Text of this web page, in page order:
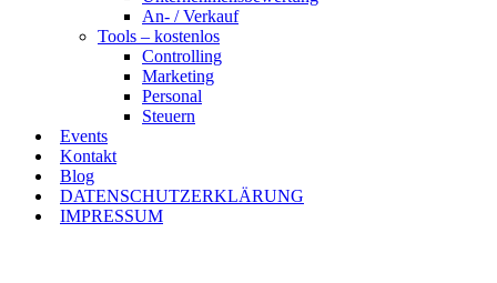
An- / Verkauf
Tools – kostenlos
Controlling
Marketing
Personal
Steuern
Events
Kontakt
Blog
DATENSCHUTZERKLÄRUNG
IMPRESSUM